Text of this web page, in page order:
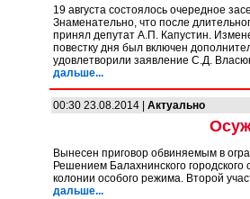
19 августа состоялось очередное
Знаменательно, что после
принял депутат А.П. Капустин.
повестку дня был включен
удовлетворили заявление С.Д.
дальше...
00:30 23.08.2014 | Актуально
Вынесен приговор обвиняемым в
Решением Балахнинского
колонии особого режима. Второй
дальше...